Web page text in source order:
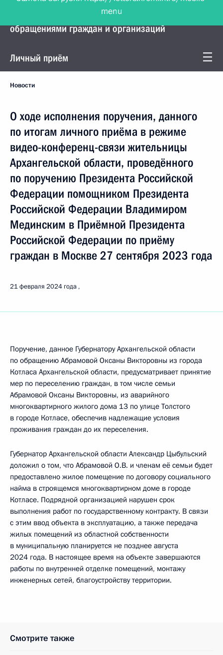
Управление Президента по работе с
обращениями граждан и организаций
Личный приём
Новости
О ходе исполнения поручения, данного
по итогам личного приёма в режиме
видео-конференц-связи жительницы
Архангельской области, проведённого
по поручению Президента Российской
Федерации помощником Президента
Российской Федерации Владимиром
Мединским в Приёмной Президента
Российской Федерации по приёму
граждан в Москве 27 сентября 2023 года
21 февраля 2024 года
Поручение, данное Губернатору Архангельской области
по обращению Абрамовой Оксаны Викторовны из города
Котласа Архангельской области, предусматривает принятие
мер по переселению граждан, в том числе семьи
Абрамовой Оксаны Викторовны, из аварийного
многоквартирного жилого дома 13 по улице Толстого
в городе Котласе, обеспечив надлежащие условия
проживания граждан до их переселения.
Губернатор Архангельской области Александр Цыбульский
доложил о том, что Абрамовой О.В. и членам её семьи будет
предоставлено жилое помещение по договору социального
найма в строящемся многоквартирном доме в городе
Котласе. Подрядной организацией нарушен срок
выполнения работ по государственному контракту. В связи
с этим ввод объекта в эксплуатацию, а также передача
жилых помещений из областной собственности
в муниципальную планируется не позднее августа
2024 года. В настоящее время на объекте завершаются
работы по внутренней отделке помещений, монтажу
инженерных сетей, благоустройству территории.
Смотрите также
menu